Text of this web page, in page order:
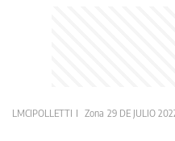
LMCIPOLLETTI Zona 29 DE JULIO